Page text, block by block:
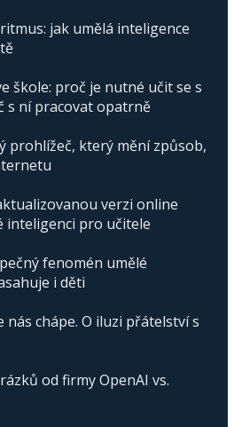
jak umělá inteligence
škole: proč je nutné učit se s
s ní pracovat opatrně
prohlížeč, který mění způsob,
verzi online
inteligenci pro učitele
fenomén umělé
i děti
nás chápe. O iluzi přátelství s
od firmy OpenAI vs.